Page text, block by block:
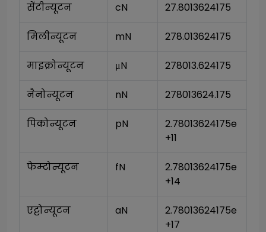
सेंटीन्यूटन cN 27.8013624175
मिलीन्यूटन mN 278.013624175
माइक्रोन्यूटन μN 278013.624175
नैनोन्यूटन nN 278013624.175
पिकोन्यूटन pN
2.78013624175e
+11
फेम्टोन्यूटन fN
2.78013624175e
+14
एट्टोन्यूटन aN
2.78013624175e
+17